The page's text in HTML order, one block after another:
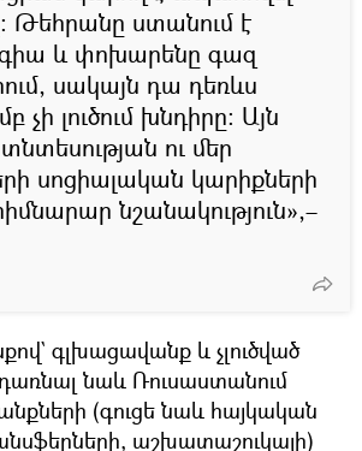
Թեհրանը ստանում է
և փոխարենը գազ
սակայն դա դեռևս
չի լուծում խնդիրը։ Այն
ու մեր
սոցիալական կարիքների
նշանակություն»,–
գլխացավանք և չլուծված
նաև Ռուսաստանում
(գուցե նաև հայկական
աշխատաշուկայի)